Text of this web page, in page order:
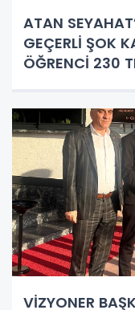
ATAN
GEÇERLİ ŞOK
ÖĞRENCİ 230
VİZYONER